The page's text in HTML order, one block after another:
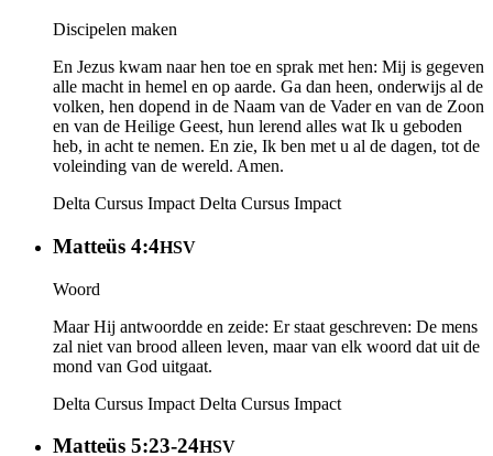
Discipelen maken
En Jezus kwam naar hen toe en sprak met hen: Mij is gegeven
alle macht in hemel en op aarde. Ga dan heen, onderwijs al de
volken, hen dopend in de Naam van de Vader en van de Zoon
en van de Heilige Geest, hun lerend alles wat Ik u geboden
heb, in acht te nemen. En zie, Ik ben met u al de dagen, tot de
voleinding van de wereld. Amen.
Delta Cursus Impact Delta Cursus Impact
Matteüs 4:4HSV
Woord
Maar Hij antwoordde en zeide: Er staat geschreven: De mens
zal niet van brood alleen leven, maar van elk woord dat uit de
mond van God uitgaat.
Delta Cursus Impact Delta Cursus Impact
Matteüs 5:23-24HSV